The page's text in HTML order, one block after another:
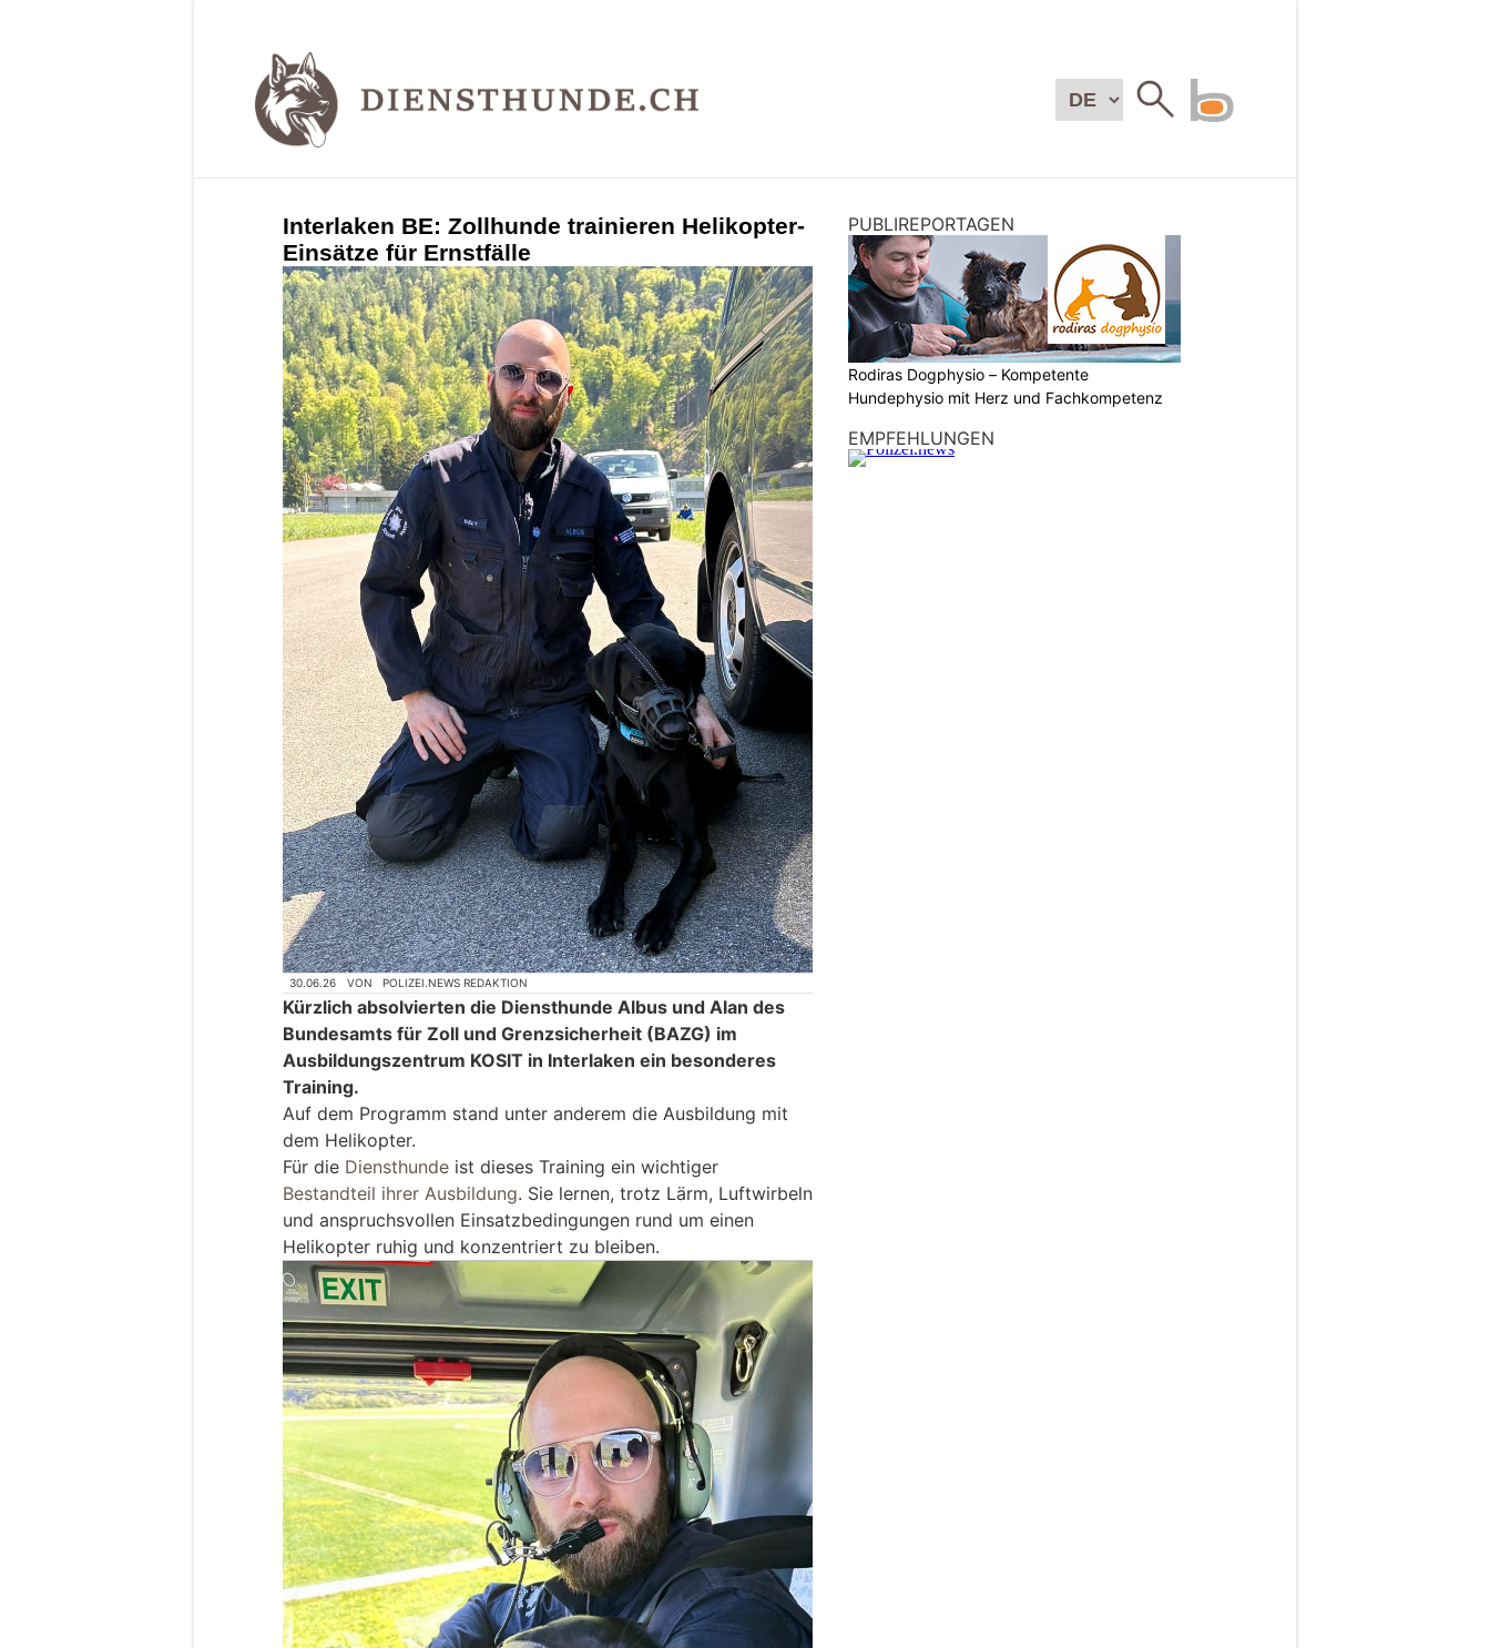
Interlaken BE: Zollhunde trainieren Helikopter-
Einsätze für Ernstfälle
30.06.26 VON POLIZEI.NEWS REDAKTION
Kürzlich absolvierten die Diensthunde Albus und Alan des
Bundesamts für Zoll und Grenzsicherheit (BAZG) im
Ausbildungszentrum KOSIT in Interlaken ein besonderes
Training.
Auf dem Programm stand unter anderem die Ausbildung mit
dem Helikopter.
Für die Diensthunde ist dieses Training ein wichtiger
Bestandteil ihrer Ausbildung. Sie lernen, trotz Lärm, Luftwirbeln
und anspruchsvollen Einsatzbedingungen rund um einen
Helikopter ruhig und konzentriert zu bleiben.
PUBLIREPORTAGEN
Rodiras Dogphysio – Kompetente
Hundephysio mit Herz und Fachkompetenz
EMPFEHLUNGEN